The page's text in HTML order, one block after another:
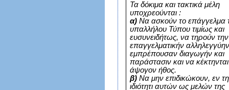
Τα δόκιμα και τακτικά μέλη
υποχρεούνται :
α) Να ασκούν το επάγγελμα
υπαλλήλου Τύπου τιμίως και
ευσυνειδήτως, να τηρούν την
επαγγελματικήν
εμπρέπουσαν διαγωγήν και
παράστασιν και να κέκτηνται
άψογον ήθος.
β) Να μην επιδικώκουν, εν τη
ιδιότητι αυτών ως μελών της